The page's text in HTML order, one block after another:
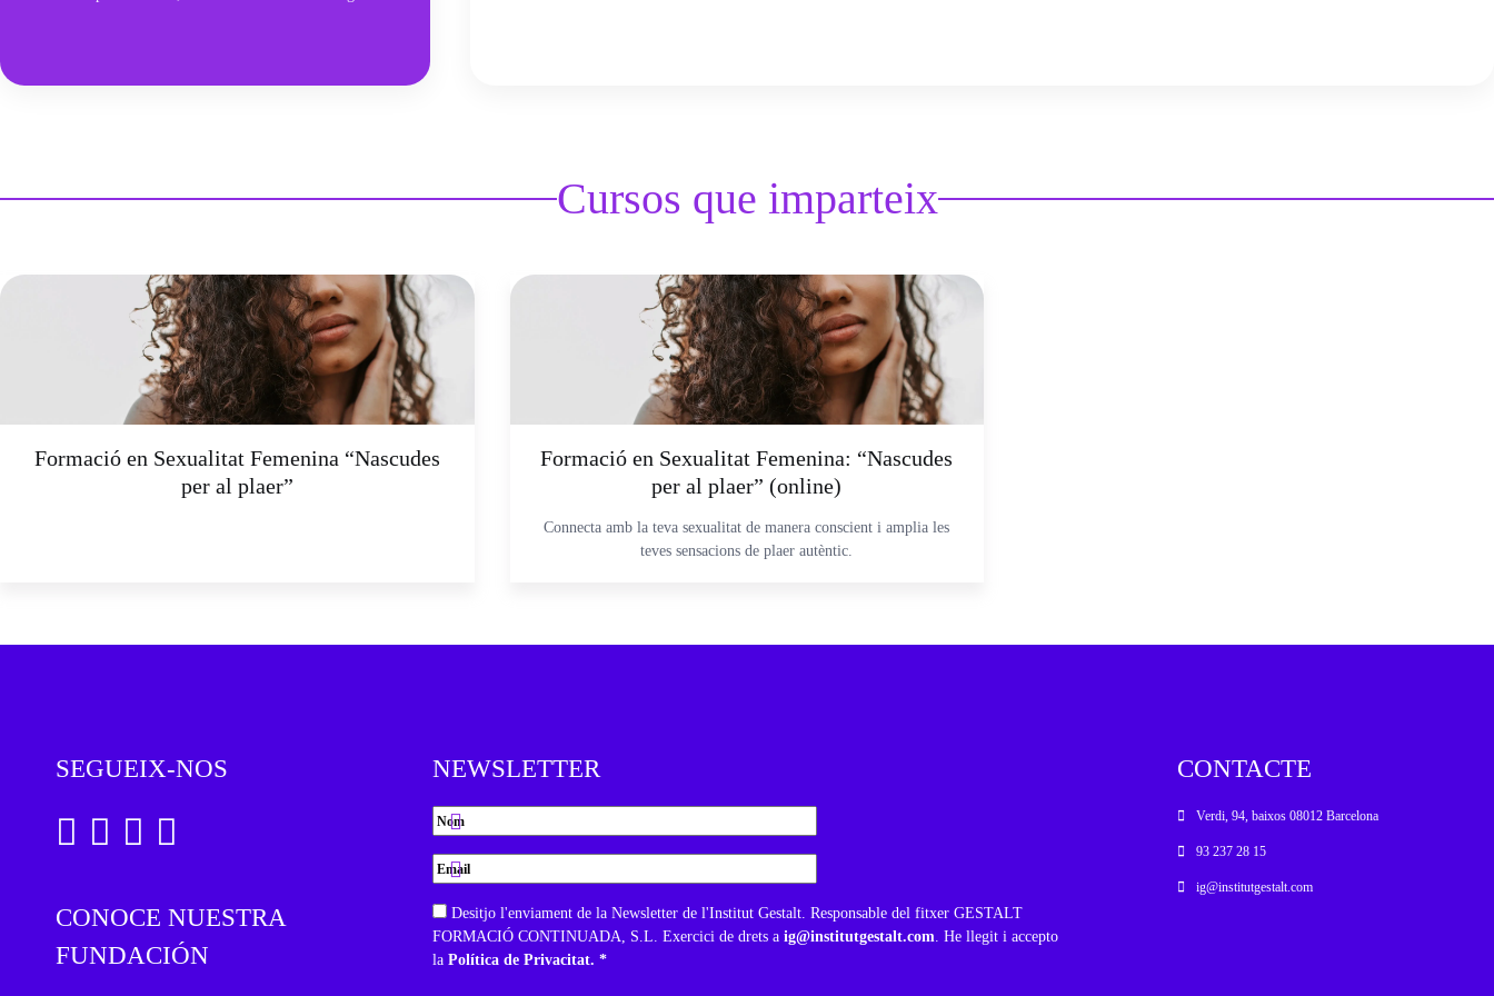
Cursos que imparteix
Formació en Sexualitat Femenina “Nascudes
per al plaer”
Formació en Sexualitat Femenina: “Nascudes
per al plaer” (online)
Connecta amb la teva sexualitat de manera conscient i amplia les
teves sensacions de plaer autèntic.
SEGUEIX-NOS
CONOCE NUESTRA
FUNDACIÓN
NEWSLETTER
Desitjo l'enviament de la Newsletter de l'Institut Gestalt. Responsable del fitxer GESTALT
FORMACIÓ CONTINUADA, S.L. Exercici de drets a ig@institutgestalt.com. He llegit i accepto
la Política de Privacitat. *
CONTACTE
Verdi, 94, baixos 08012 Barcelona
93 237 28 15
ig@institutgestalt.com